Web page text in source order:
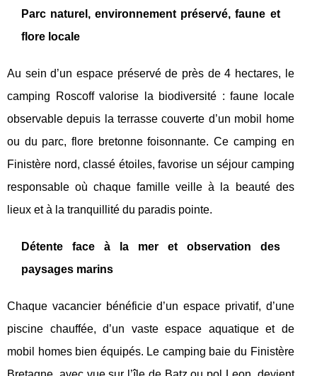
Parc naturel, environnement préservé, faune et
flore locale
Au sein d’un espace préservé de près de 4 hectares, le
camping Roscoff valorise la biodiversité : faune locale
observable depuis la terrasse couverte d’un mobil home
ou du parc, flore bretonne foisonnante. Ce camping en
Finistère nord, classé étoiles, favorise un séjour camping
responsable où chaque famille veille à la beauté des
lieux et à la tranquillité du paradis pointe.
Détente face à la mer et observation des
paysages marins
Chaque vacancier bénéficie d’un espace privatif, d’une
piscine chauffée, d’un vaste espace aquatique et de
mobil homes bien équipés. Le camping baie du Finistère